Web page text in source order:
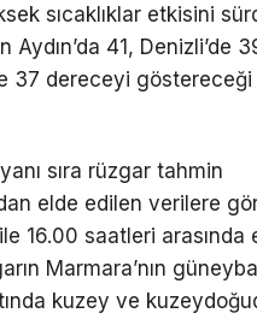
sıcaklıklar etkisini
Aydın’da 41, Denizli’de
37 dereceyi
sıra rüzgar tahmin
elde edilen verilere
16.00 saatleri arasında
Marmara’nın
kuzey ve